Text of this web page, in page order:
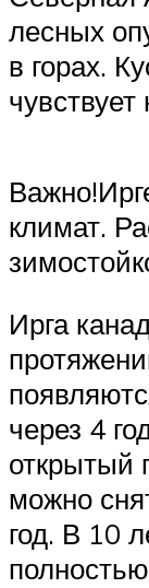
лесных
в горах.
климат.
Ирга
через 4
открытый
можно
год. В 10